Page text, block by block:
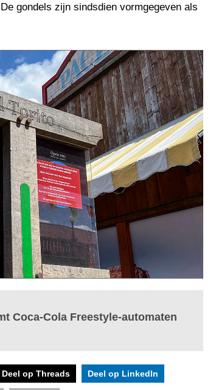
gondels zijn sindsdien vormgegeven als
Coca-Cola Freestyle-automaten
Deel op Threads Deel op LinkedIn